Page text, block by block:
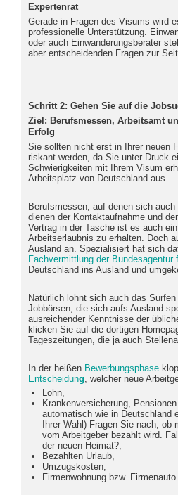
Expertenrat
Gerade in Fragen des Visums wird
professionelle Unterstützung.
oder auch Einwanderungsberater
aber entscheidenden Fragen zur
Schritt 2: Gehen Sie auf die
Ziel: Berufsmessen, Arbeitsamt
Erfolg
Sie sollten nicht erst in Ihrer neuen
riskant werden, da Sie unter Druck
Schwierigkeiten mit Ihrem Visum
Arbeitsplatz von Deutschland aus.
Berufsmessen, auf denen sich
dienen der Kontaktaufnahme und
Vertrag in der Tasche ist es auch
Arbeitserlaubnis zu erhalten. Doch
Ausland an. Spezialisiert hat sich
Fachvermittlung der Bundesagentur
Deutschland ins Ausland und
Natürlich lohnt sich auch das
Jobbörsen, die sich aufs Ausland
ausreichender Kenntnisse der
klicken Sie auf die dortigen
Tageszeitungen, die ja auch
In der heißen Bewerbungsphase
Entscheidung , welcher neue
Lohn,
Krankenversicherung,
automatisch wie in Deutschland
Ihrer Wahl) Fragen Sie nach, ob
vom Arbeitgeber bezahlt wird.
der neuen Heimat?,
Bezahlten Urlaub,
Umzugskosten,
Firmenwohnung bzw. Firmenauto.